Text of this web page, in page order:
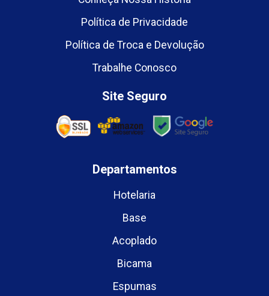
Política de Privacidade
Política de Troca e Devolução
Trabalhe Conosco
Site Seguro
Departamentos
Hotelaria
Base
Acoplado
Bicama
Espumas